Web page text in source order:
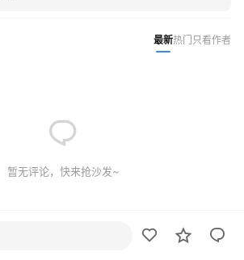
最新热门 只看作者
暂无评论，快来抢沙发~